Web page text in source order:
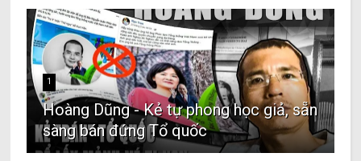
1
Hoàng Dũng - Kẻ tự phong học giả, sẵn
sàng bán đứng Tổ quốc